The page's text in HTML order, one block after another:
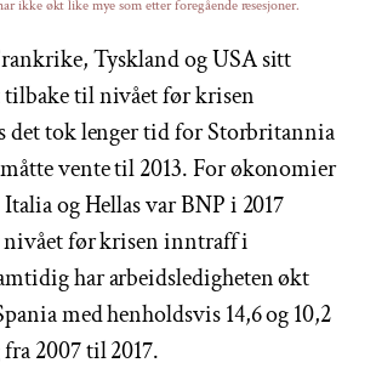
ikke økt like mye som etter foregående resesjoner.
Tyskland og USA sitt
til nivået før krisen
det tok lenger tid for Storbritannia
vente til 2013. For økonomier
og Hellas var BNP i 2017
før krisen inntraff i
har arbeidsledigheten økt
med henholdsvis 14,6 og 10,2
2007 til 2017.